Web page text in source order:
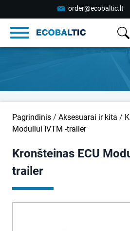
order@ecobaltic.lt
Pagrindinis / Aksesuarai ir kita /
Moduliui IVTM -trailer
Kronšteinas ECU
trailer